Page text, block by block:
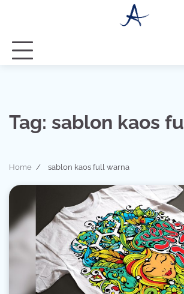
Tag: sablon kaos
Home sablon kaos full warna